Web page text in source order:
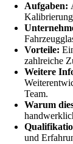
Aufgaben:
Kalibrierung
Vorteile:
zahlreiche
Weitere
Team.
Warum
und